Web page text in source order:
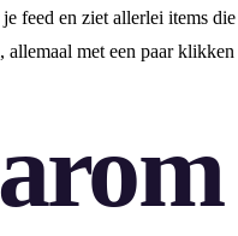
feed en ziet allerlei items
allemaal met een paar